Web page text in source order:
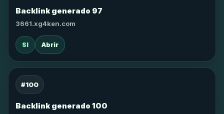
Backlink generado 97
3661.xg4ken.com
SI Abrir
#100
Backlink generado 100